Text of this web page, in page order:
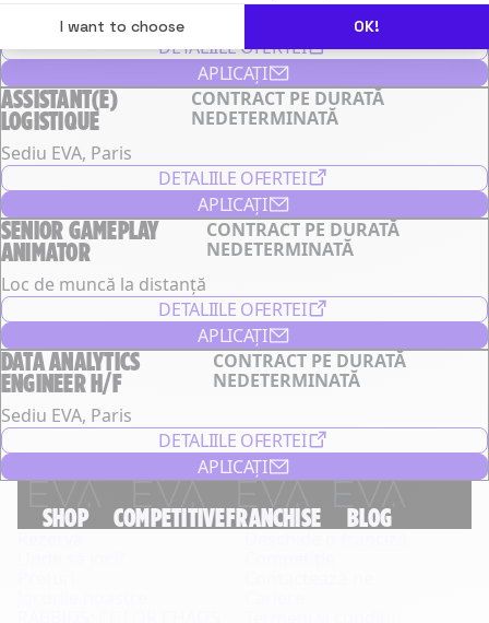
I want to choose OK!
Sediu EVA, Paris
DETALIILE OFERTEI
APLICAȚI
ASSISTANT(E)
LOGISTIQUE
CONTRACT PE DURATĂ
NEDETERMINATĂ
Sediu EVA, Paris
DETALIILE OFERTEI
APLICAȚI
SENIOR GAMEPLAY
ANIMATOR
CONTRACT PE DURATĂ
NEDETERMINATĂ
Loc de muncă la distanță
DETALIILE OFERTEI
APLICAȚI
DATA ANALYTICS
ENGINEER H/F
CONTRACT PE DURATĂ
NEDETERMINATĂ
Sediu EVA, Paris
DETALIILE OFERTEI
APLICAȚI
SHOP COMPETITIVEFRANCHISE BLOG